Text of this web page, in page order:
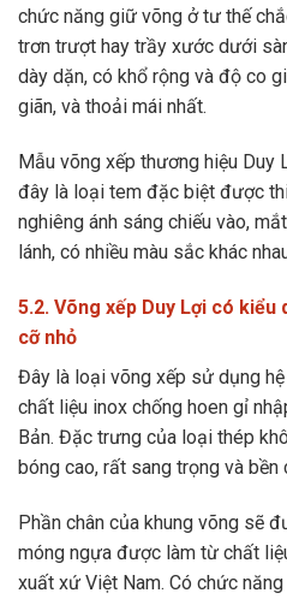
chức năng giữ võng ở tư thế
trơn trượt hay trầy xước dưới
dày dặn, có khổ rộng và độ co
giãn, và thoải mái nhất.
Mẫu võng xếp thương hiệu Duy
đây là loại tem đặc biệt được
nghiêng ánh sáng chiếu vào,
lánh, có nhiều màu sắc khác
5.2. Võng xếp Duy Lợi có
cỡ nhỏ
Đây là loại võng xếp sử dụng
chất liệu inox chống hoen gỉ
Bản. Đặc trưng của loại thép
bóng cao, rất sang trọng và bền
Phần chân của khung võng sẽ
móng ngựa được làm từ chất
xuất xứ Việt Nam. Có chức